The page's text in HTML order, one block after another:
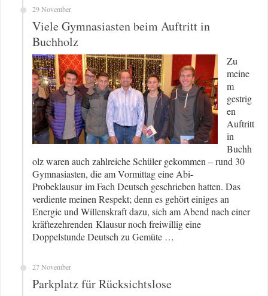
29 November
Viele Gymnasiasten beim Auftritt in
Buchholz
Zu
meine
m
gestrig
en
Auftritt
in
Buchh
olz waren auch zahlreiche Schüler gekommen – rund 30
Gymnasiasten, die am Vormittag eine Abi-
Probeklausur im Fach Deutsch geschrieben hatten. Das
verdiente meinen Respekt; denn es gehört einiges an
Energie und Willenskraft dazu, sich am Abend nach einer
kräftezehrenden Klausur noch freiwillig eine
Doppelstunde Deutsch zu Gemüte …
27 November
Parkplatz für Rücksichtslose